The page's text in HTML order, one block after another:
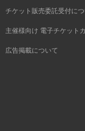
チケット販売委託受付に
主催様向け 電子チケット
広告掲載について